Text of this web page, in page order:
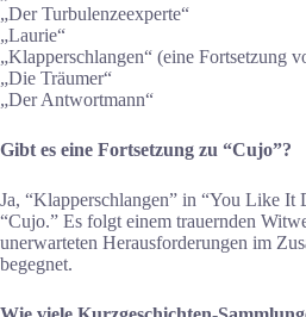
„Der Turbulenzeexperte“
„Laurie“
„Klapperschlangen“ (eine Fortsetzung
„Die Träumer“
„Der Antwortmann“
Gibt es eine Fortsetzung zu “Cujo”?
Ja, “Klapperschlangen” in “You Like It
“Cujo.” Es folgt einem trauernden
unerwarteten Herausforderungen im
begegnet​.